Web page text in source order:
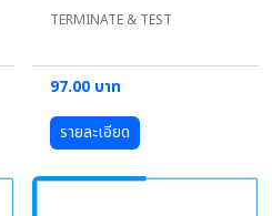
TERMINATE & TEST
97.00 บาท
รายละเอียด